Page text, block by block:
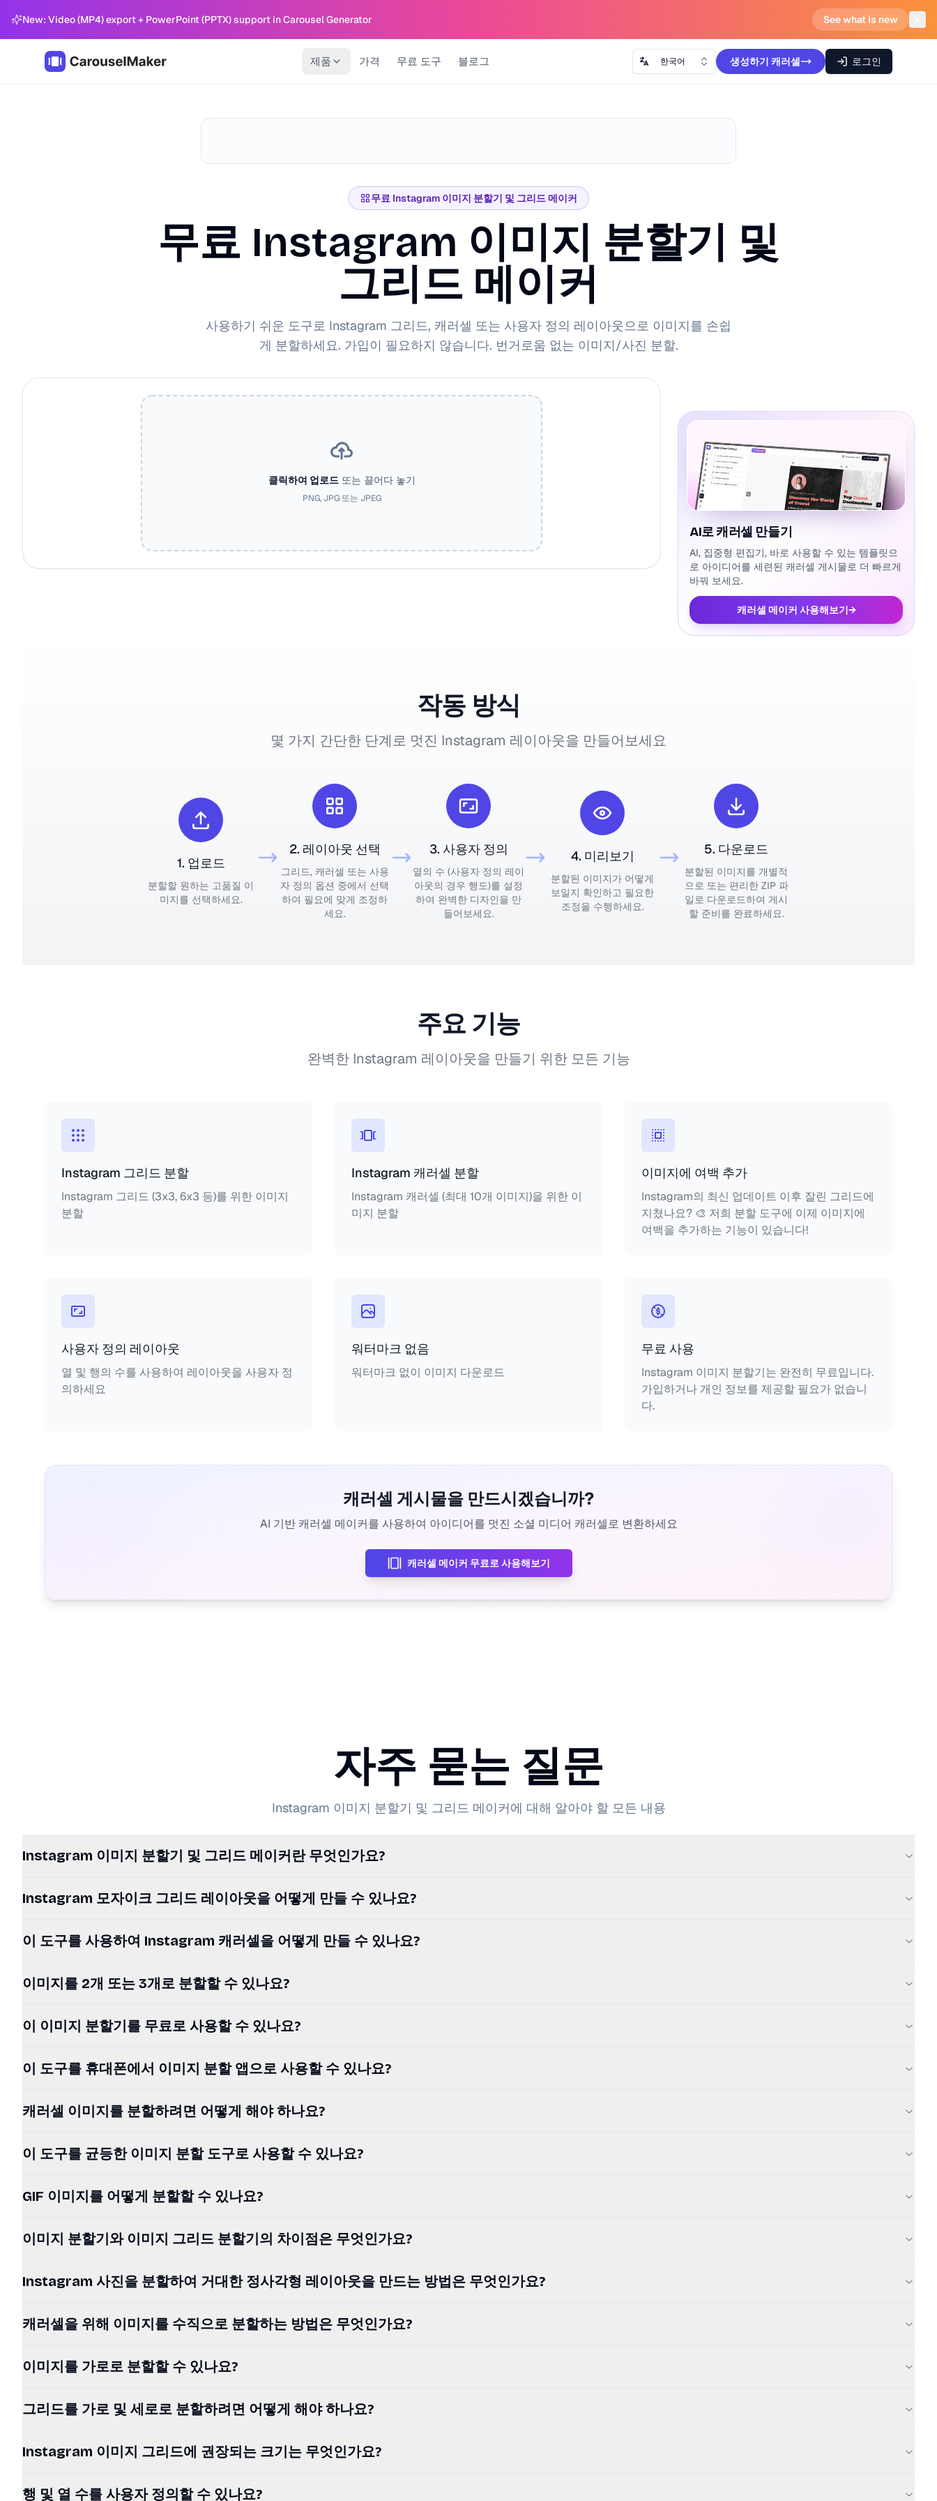
New: Video (MP4) export + PowerPoint (PPTX) support in Carousel Generator See what is new
제품 가격 무료 도구 블로그 한국어 생성하기 캐러셀 로그인
무료 Instagram 이미지 분할기 및 그리드 메이커
무료 Instagram 이미지 분할기 및
그리드 메이커
사용하기 쉬운 도구로 Instagram 그리드, 캐러셀 또는 사용자 정의 레이아웃으로 이미지를 손쉽
게 분할하세요. 가입이 필요하지 않습니다. 번거로움 없는 이미지/사진 분할.
클릭하여 업로드 또는 끌어다 놓기
PNG, JPG 또는 JPEG
AI로 캐러셀 만들기
AI, 집중형 편집기, 바로 사용할 수 있는 템플릿으
로 아이디어를 세련된 캐러셀 게시물로 더 빠르게
바꿔 보세요.
캐러셀 메이커 사용해보기→
작동 방식
몇 가지 간단한 단계로 멋진 Instagram 레이아웃을 만들어보세요
1. 업로드
분할할 원하는 고품질 이
미지를 선택하세요.
2. 레이아웃 선택
그리드, 캐러셀 또는 사용
자 정의 옵션 중에서 선택
하여 필요에 맞게 조정하
세요.
3. 사용자 정의
열의 수 (사용자 정의 레이
아웃의 경우 행도)를 설정
하여 완벽한 디자인을 만
들어보세요.
4. 미리보기
분할된 이미지가 어떻게
보일지 확인하고 필요한
조정을 수행하세요.
5. 다운로드
분할된 이미지를 개별적
으로 또는 편리한 ZIP 파
일로 다운로드하여 게시
할 준비를 완료하세요.
주요 기능
완벽한 Instagram 레이아웃을 만들기 위한 모든 기능
Instagram 그리드 분할
Instagram 그리드 (3x3, 6x3 등)를 위한 이미지
분할
Instagram 캐러셀 분할
Instagram 캐러셀 (최대 10개 이미지)을 위한 이
미지 분할
이미지에 여백 추가
Instagram의 최신 업데이트 이후 잘린 그리드에
지쳤나요? 🎨 저희 분할 도구에 이제 이미지에
여백을 추가하는 기능이 있습니다!
사용자 정의 레이아웃
열 및 행의 수를 사용하여 레이아웃을 사용자 정
의하세요
워터마크 없음
워터마크 없이 이미지 다운로드
무료 사용
Instagram 이미지 분할기는 완전히 무료입니다.
가입하거나 개인 정보를 제공할 필요가 없습니
다.
캐러셀 게시물을 만드시겠습니까?
AI 기반 캐러셀 메이커를 사용하여 아이디어를 멋진 소셜 미디어 캐러셀로 변환하세요
캐러셀 메이커 무료로 사용해보기
자주 묻는 질문
Instagram 이미지 분할기 및 그리드 메이커에 대해 알아야 할 모든 내용
Instagram 이미지 분할기 및 그리드 메이커란 무엇인가요?
Instagram 모자이크 그리드 레이아웃을 어떻게 만들 수 있나요?
이 도구를 사용하여 Instagram 캐러셀을 어떻게 만들 수 있나요?
이미지를 2개 또는 3개로 분할할 수 있나요?
이 이미지 분할기를 무료로 사용할 수 있나요?
이 도구를 휴대폰에서 이미지 분할 앱으로 사용할 수 있나요?
캐러셀 이미지를 분할하려면 어떻게 해야 하나요?
이 도구를 균등한 이미지 분할 도구로 사용할 수 있나요?
GIF 이미지를 어떻게 분할할 수 있나요?
이미지 분할기와 이미지 그리드 분할기의 차이점은 무엇인가요?
Instagram 사진을 분할하여 거대한 정사각형 레이아웃을 만드는 방법은 무엇인가요?
캐러셀을 위해 이미지를 수직으로 분할하는 방법은 무엇인가요?
이미지를 가로로 분할할 수 있나요?
그리드를 가로 및 세로로 분할하려면 어떻게 해야 하나요?
Instagram 이미지 그리드에 권장되는 크기는 무엇인가요?
행 및 열 수를 사용자 정의할 수 있나요?